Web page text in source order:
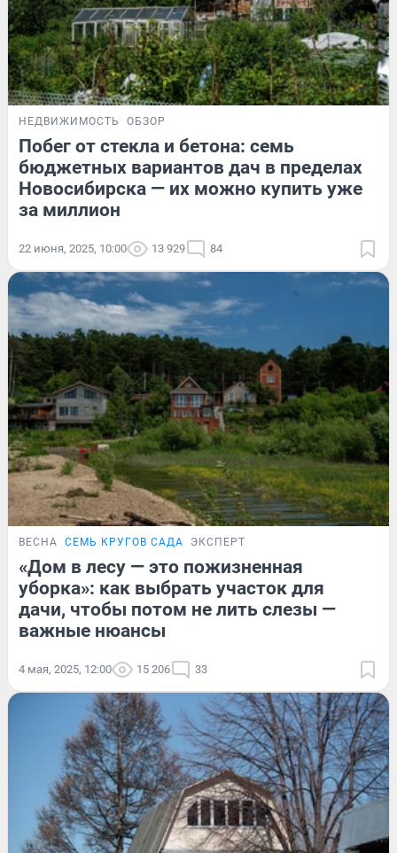
НЕДВИЖИМОСТЬ ОБЗОР
Побег от стекла и бетона: семь
бюджетных вариантов дач в пределах
Новосибирска — их можно купить уже
за миллион
22 июня, 2025, 10:00 13 929 84
ВЕСНА СЕМЬ КРУГОВ САДА ЭКСПЕРТ
«Дом в лесу — это пожизненная
уборка»: как выбрать участок для
дачи, чтобы потом не лить слезы —
важные нюансы
4 мая, 2025, 12:00 15 206 33